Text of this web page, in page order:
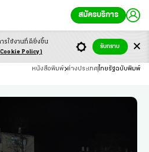
สมัครบริการ
หนังสือพิมพ์ ต่างประเทศ ไทยรัฐฉบับพิมพ์
รใช้งานที่ดียิ่งขึ้น
Policy)
รับทราบ